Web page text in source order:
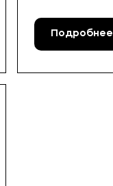
Подробнее